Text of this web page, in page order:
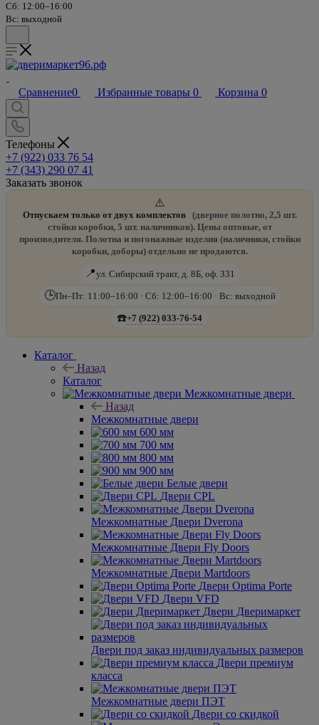
Сб: 12:00–16:00
Вс: выходной
Сравнение0 Избранные товары 0 Корзина 0
Телефоны
+7 (922) 033 76 54
+7 (343) 290 07 41
Заказать звонок
⚠️
Отпускаем только от двух комплектов
(дверное полотно, 2,5 шт.
стойки коробки, 5 шт. наличников). Цены оптовые, от
производителя. Полотна и погонажные изделия (наличники, стойки
коробки, доборы) отдельно не продаются.
📍ул. Сибирский тракт, д. 8Б, оф. 331
🕒Пн–Пт: 11:00–16:00 · Сб: 12:00–16:00 · Вс: выходной
☎️+7 (922) 033-76-54
Каталог
Назад
Каталог
Межкомнатные двери
Назад
Межкомнатные двери
600 мм
700 мм
800 мм
900 мм
Белые двери
Двери CPL
Межкомнатные Двери Dverona
Межкомнатные Двери Fly Doors
Межкомнатные Двери Martdoors
Двери Optima Porte
Двери VFD
Двери Дверимаркет
Двери под заказ индивидуальных размеров
Двери премиум
класса
Межкомнатные двери ПЭТ
Двери со скидкой